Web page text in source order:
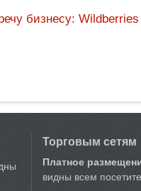
бизнесу:
Торговым сетям
Платное
видны всем